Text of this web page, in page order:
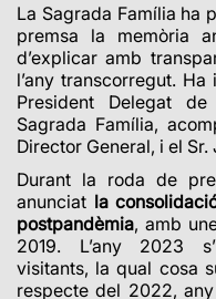
La Sagrada Família ha
premsa la memòria
d’explicar amb
l’any transcorregut.
President Delegat
Sagrada Família,
Director General, i el
Durant la roda de
anunciat la
postpandèmia, amb
2019. L’any 2023
visitants, la qual cosa
respecte del 2022,